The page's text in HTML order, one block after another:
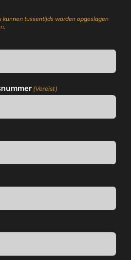
kunnen tussentijds worden opgeslagen
(Vereist)